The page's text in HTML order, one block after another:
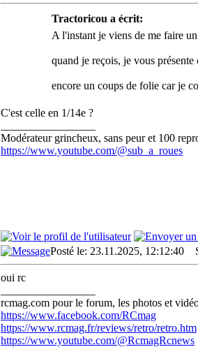
Tractoricou a écrit:
A l'instant je viens de me faire
quand je reçois, je vous présente
encore un coups de folie car je
C'est celle en 1/14e ?
Modérateur grincheux, sans peur et 100
https://www.youtube.com/@sub_a_roues
Posté le: 23.11.2025, 12:12:40
oui rc
rcmag.com pour le forum, les photos et
https://www.facebook.com/RCmag
https://www.rcmag.fr/reviews/retro/retro.htm
https://www.youtube.com/@RcmagRcnews